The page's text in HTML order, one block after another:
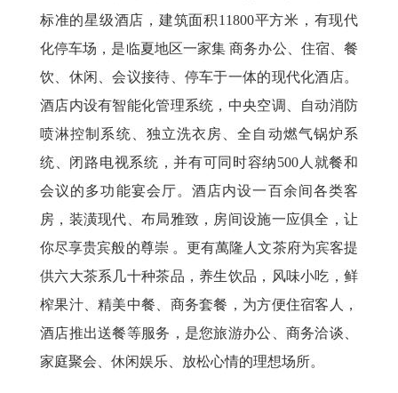
标准的星级酒店，建筑面积11800平方米，有现代
化停车场，是临夏地区一家集 商务办公、住宿、餐
饮、休闲、会议接待、停车于一体的现代化酒店。
酒店内设有智能化管理系统，中央空调、自动消防
喷淋控制系统、独立洗衣房、全自动燃气锅炉系
统、闭路电视系统，并有可同时容纳500人就餐和
会议的多功能宴会厅。酒店内设一百余间各类客
房，装潢现代、布局雅致，房间设施一应俱全，让
你尽享贵宾般的尊崇 。更有萬隆人文茶府为宾客提
供六大茶系几十种茶品，养生饮品，风味小吃，鲜
榨果汁、精美中餐、商务套餐，为方便住宿客人，
酒店推出送餐等服务，是您旅游办公、商务洽谈、
家庭聚会、休闲娱乐、放松心情的理想场所。